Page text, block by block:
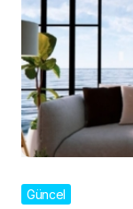
Güncel